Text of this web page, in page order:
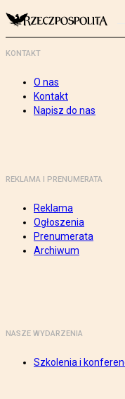
KONTAKT
O nas
Kontakt
Napisz do nas
REKLAMA I PRENUMERATA
Reklama
Ogłoszenia
Prenumerata
Archiwum
NASZE WYDARZENIA
Szkolenia i